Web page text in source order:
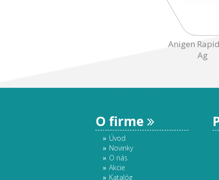
Anigen
Ag
O firme
Úvod
Novinky
O nás
Akcie
Katalóg